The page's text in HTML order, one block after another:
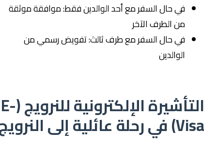
في حال السفر مع أحد الوالدين فقط: موافقة موثقة
من الطرف الآخر
في حال السفر مع طرف ثالث: تفويض رسمي من
الوالدين
التأشيرة الإلكترونية للنرويج (E-
Visa) في رحلة عائلية إلى النرويج